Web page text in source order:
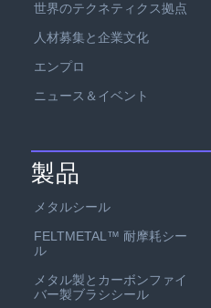
世界のテクネティクス拠点
人材募集と企業文化
エンプロ
ニュース＆イベント
製品
メタルシール
FELTMETAL™ 耐摩耗シー
ル
メタル製とカーボンファイ
バー製ブラシシール